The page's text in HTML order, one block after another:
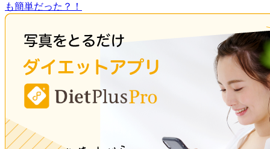
も簡単だった？！